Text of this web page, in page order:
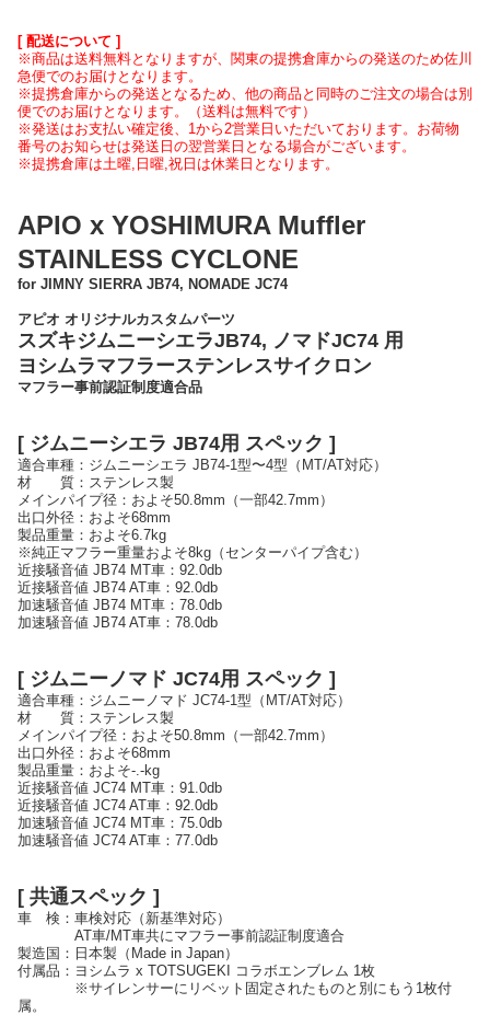
[ 配送について ]
※商品は送料無料となりますが、関東の提携倉庫からの発送のため佐川
急便でのお届けとなります。
※提携倉庫からの発送となるため、他の商品と同時のご注文の場合は別
便でのお届けとなります。（送料は無料です）
※発送はお支払い確定後、1から2営業日いただいております。お荷物
番号のお知らせは発送日の翌営業日となる場合がございます。
※提携倉庫は土曜,日曜,祝日は休業日となります。
APIO x YOSHIMURA Muffler
STAINLESS CYCLONE
for JIMNY SIERRA JB74, NOMADE JC74
アピオ オリジナルカスタムパーツ
スズキジムニーシエラJB74, ノマドJC74 用
ヨシムラマフラーステンレスサイクロン
マフラー事前認証制度適合品
[ ジムニーシエラ JB74用 スペック ]
適合車種：ジムニーシエラ JB74-1型〜4型（MT/AT対応）
材 質：ステンレス製
メインパイプ径：およそ50.8mm（一部42.7mm）
出口外径：およそ68mm
製品重量：およそ6.7kg
※純正マフラー重量およそ8kg（センターパイプ含む）
近接騒音値 JB74 MT車：92.0db
近接騒音値 JB74 AT車：92.0db
加速騒音値 JB74 MT車：78.0db
加速騒音値 JB74 AT車：78.0db
[ ジムニーノマド JC74用 スペック ]
適合車種：ジムニーノマド JC74-1型（MT/AT対応）
材 質：ステンレス製
メインパイプ径：およそ50.8mm（一部42.7mm）
出口外径：およそ68mm
製品重量：およそ-.-kg
近接騒音値 JC74 MT車：91.0db
近接騒音値 JC74 AT車：92.0db
加速騒音値 JC74 MT車：75.0db
加速騒音値 JC74 AT車：77.0db
[ 共通スペック ]
車 検：車検対応（新基準対応）
AT車/MT車共にマフラー事前認証制度適合
製造国：日本製（Made in Japan）
付属品：ヨシムラ x TOTSUGEKI コラボエンブレム 1枚
※サイレンサーにリベット固定されたものと別にもう1枚付
属。